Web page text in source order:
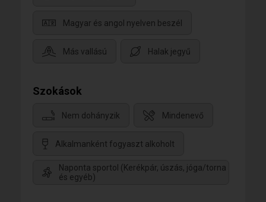
Magyar és angol nyelven beszél
Más vallású Halak jegyű
Szokások
Nem dohányzik Mindenevő
Alkalmanként fogyaszt alkoholt
Naponta sportol (Kerékpár, úszás, jóga/torna
és egyéb)